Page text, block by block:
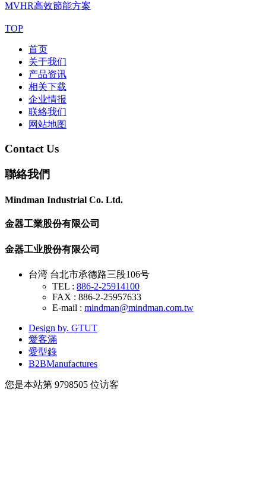
MVHR高效節能方案
TOP
首页
关于我们
产品资讯
相关下载
企业情报
联絡我们
网站地图
Contact Us
聯絡我們
Mindman Industrial Co. Ltd.
金器工業股份有限公司
金器工业股份有限公司
台湾 台北市承德路三段106号
TEL : 886-2-25914100
FAX : 886-2-25957633
E-mail : mindman@mindman.com.tw
Design by. GTUT
愛客滿
愛型錄
B2BManufactures
您是本站第 9798505 位访客